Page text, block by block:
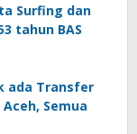
Surfing dan
tahun BAS
ada Transfer
Semua